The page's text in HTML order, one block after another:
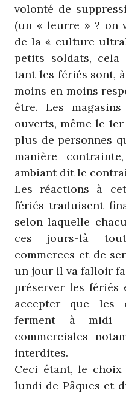
volonté de
(un « leurre » ? on
de la « culture
petits soldats,
tant les fériés sont,
moins en moins
être. Les
ouverts, même le
plus de personnes
manière
ambiant dit le
Les réactions à
fériés traduisent
selon laquelle
ces jours-là
commerces et de
un jour il va falloir
préserver les fériés
accepter que les
ferment à midi
commerciales
interdites.
Ceci étant, le
lundi de Pâques et